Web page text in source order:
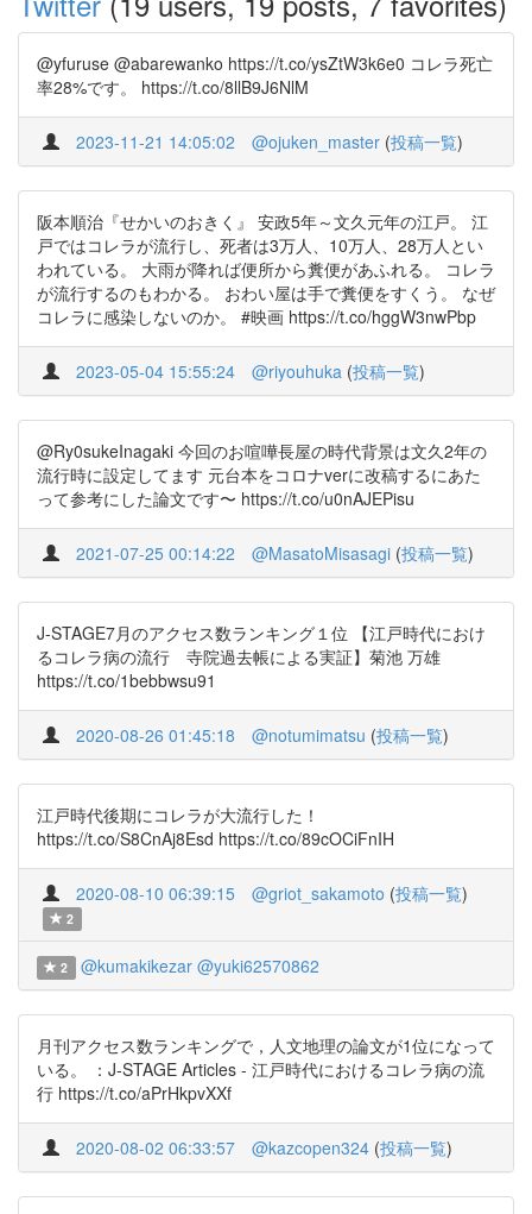
@yfuruse @abarewanko https://t.co/ysZtW3k6e0 コレラ死亡
率28%です。 https://t.co/8llB9J6NlM
2023-11-21 14:05:02 @ojuken_master (投稿一覧)
阪本順治『せかいのおきく』 安政5年～文久元年の江戸。 江
戸ではコレラが流行し、死者は3万人、10万人、28万人とい
われている。 大雨が降れば便所から糞便があふれる。 コレラ
が流行するのもわかる。 おわい屋は手で糞便をすくう。 なぜ
コレラに感染しないのか。 #映画 https://t.co/hggW3nwPbp
2023-05-04 15:55:24 @riyouhuka (投稿一覧)
@Ry0sukeInagaki 今回のお喧嘩長屋の時代背景は文久2年の
流行時に設定してます 元台本をコロナverに改稿するにあた
って参考にした論文です〜 https://t.co/u0nAJEPisu
2021-07-25 00:14:22 @MasatoMisasagi (投稿一覧)
J-STAGE7月のアクセス数ランキング１位 【江戸時代におけ
るコレラ病の流行 寺院過去帳による実証】菊池 万雄
https://t.co/1bebbwsu91
2020-08-26 01:45:18 @notumimatsu (投稿一覧)
江戸時代後期にコレラが大流行した！
https://t.co/S8CnAj8Esd https://t.co/89cOCiFnIH
2020-08-10 06:39:15 @griot_sakamoto (投稿一覧)
2
2 @kumakikezar @yuki62570862
月刊アクセス数ランキングで，人文地理の論文が1位になって
いる。 ：J-STAGE Articles - 江戸時代におけるコレラ病の流
行 https://t.co/aPrHkpvXXf
2020-08-02 06:33:57 @kazcopen324 (投稿一覧)